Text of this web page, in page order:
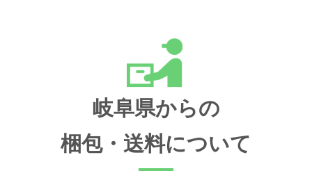
岐阜県からの
梱包・送料について